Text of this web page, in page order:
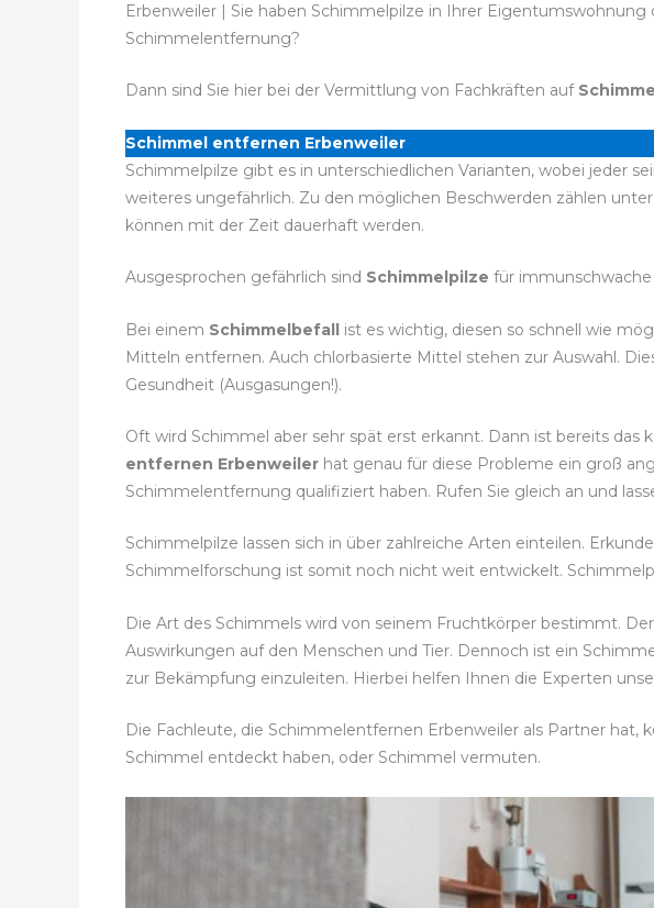
Erbenweiler | Sie haben Schimmelpilze in Ihrer
Schimmelentfernung?
Dann sind Sie hier bei der Vermittlung von Fachkräften auf
Schimmel entfernen Erbenweiler
Schimmelpilze gibt es in unterschiedlichen Varianten, wobei jeder
weiteres ungefährlich. Zu den möglichen Beschwerden zählen
können mit der Zeit dauerhaft werden.
Ausgesprochen gefährlich sind Schimmelpilze für
Bei einem Schimmelbefall ist es wichtig, diesen so schnell wie
Mitteln entfernen. Auch chlorbasierte Mittel stehen zur Auswahl.
Gesundheit (Ausgasungen!).
Oft wird Schimmel aber sehr spät erst erkannt. Dann ist bereits
entfernen Erbenweiler hat genau für diese Probleme ein groß
Schimmelentfernung qualifiziert haben. Rufen Sie gleich an und
Schimmelpilze lassen sich in über zahlreiche Arten einteilen.
Schimmelforschung ist somit noch nicht weit entwickelt.
Die Art des Schimmels wird von seinem Fruchtkörper bestimmt.
Auswirkungen auf den Menschen und Tier. Dennoch ist ein
zur Bekämpfung einzuleiten. Hierbei helfen Ihnen die Experten
Die Fachleute, die Schimmelentfernen Erbenweiler als Partner
Schimmel entdeckt haben, oder Schimmel vermuten.